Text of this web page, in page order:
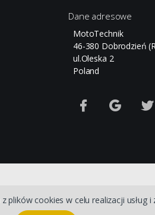
plików cookies w celu realizacji usług i
Dane adresowe
MotoTechnik
46-380 Dobrodzień
ul.Oleska 2
Poland